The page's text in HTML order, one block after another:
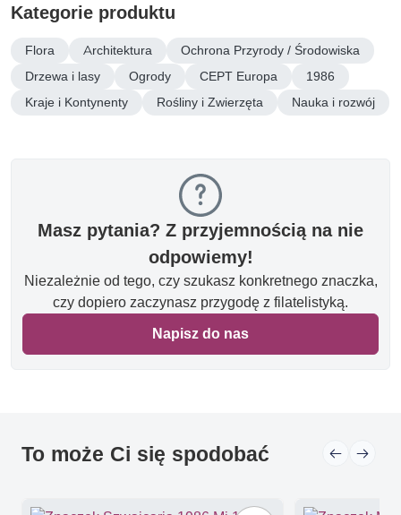
Kategorie produktu
Flora Architektura
Ochrona Przyrody / Środowiska
Drzewa i lasy
Ogrody CEPT Europa
1986
Kraje i Kontynenty
Rośliny i Zwierzęta Nauka i rozwój
Masz pytania? Z przyjemnością na nie
odpowiemy!
Niezależnie od tego, czy szukasz konkretnego znaczka,
czy dopiero zaczynasz przygodę z filatelistyką.
Napisz do nas
To może Ci się spodobać